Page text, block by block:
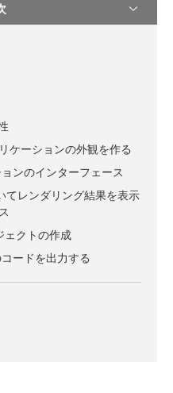
ケーションの外観を作る
ンのインターフェース
てレンダリング結果を表示
ェクトの作成
ードを出力する